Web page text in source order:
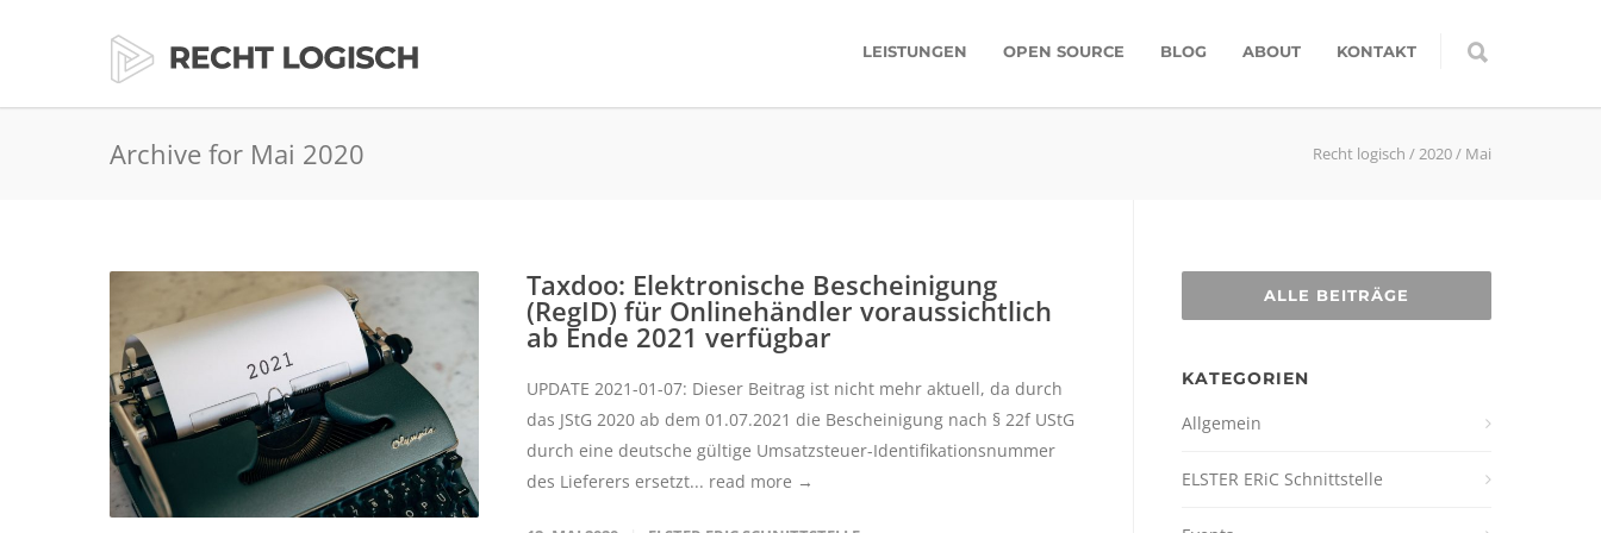
LEISTUNGEN OPEN SOURCE BLOG ABOUT KONTAKT
Archive for Mai 2020 Recht logisch /2020/ Mai
Taxdoo: Elektronische Bescheinigung
(RegID) für Onlinehändler voraussichtlich
ab Ende 2021 verfügbar
UPDATE 2021-01-07: Dieser Beitrag ist nicht mehr aktuell, da durch
das JStG 2020 ab dem 01.07.2021 die Bescheinigung nach § 22f UStG
durch eine deutsche gültige Umsatzsteuer-Identifikationsnummer
des Lieferers ersetzt... read more →
ALLE BEITRÄGE
KATEGORIEN
Allgemein
ELSTER ERiC Schnittstelle